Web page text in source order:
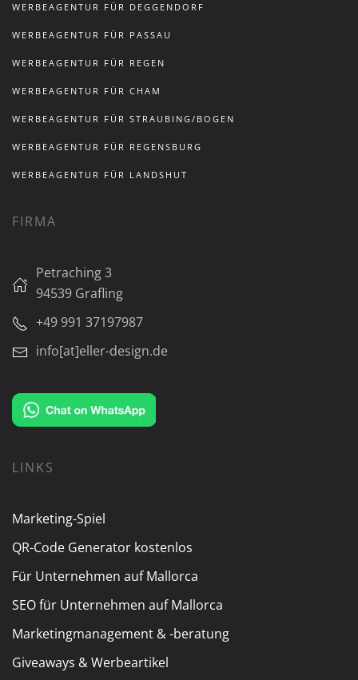
WERBEAGENTUR FÜR DEGGENDORF
WERBEAGENTUR FÜR PASSAU
WERBEAGENTUR FÜR REGEN
WERBEAGENTUR FÜR CHAM
WERBEAGENTUR FÜR STRAUBING/BOGEN
WERBEAGENTUR FÜR REGENSBURG
WERBEAGENTUR FÜR LANDSHUT
FIRMA
Petraching 3
94539 Grafling
+49 991 37197987
info[at]eller-design.de
LINKS
Marketing-Spiel
QR-Code Generator kostenlos
Für Unternehmen auf Mallorca
SEO für Unternehmen auf Mallorca
Marketingmanagement & -beratung
Giveaways & Werbeartikel